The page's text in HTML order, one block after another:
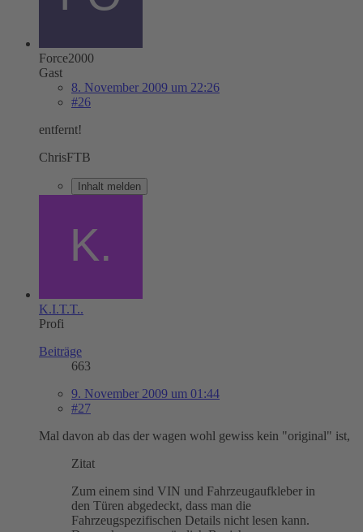
Force2000
Gast
8. November 2009 um 22:26
#26
entfernt!
ChrisFTB
Inhalt melden
K.I.T.T..
Profi
Beiträge
663
9. November 2009 um 01:44
#27
Mal davon ab das der wagen wohl gewiss kein "original" ist,
Zitat
Zum einem sind VIN und Fahrzeugaufkleber in
den Türen abgedeckt, dass man die
Fahrzeugspezifischen Details nicht lesen kann.